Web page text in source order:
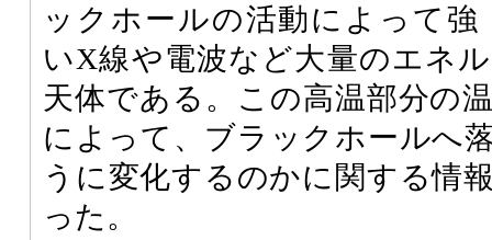
ックホールの活動によって強
いX線や電波など大量のエネ
天体である。この高温部分の
によって、ブラックホールへ
うに変化するのかに関する情
った。